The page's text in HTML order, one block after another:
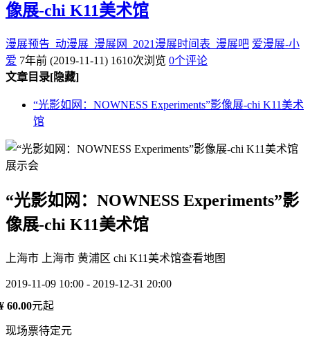
像展-chi K11美术馆
漫展预告_动漫展_漫展网_2021漫展时间表_漫展吧 爱漫展-小
爱 7年前 (2019-11-11) 1610次浏览 0个评论
文章目录[隐藏]
“光影如网：NOWNESS Experiments”影像展-chi K11美术
馆
展示会
“光影如网：NOWNESS Experiments”影
像展-chi K11美术馆
上海市 上海市 黄浦区 chi K11美术馆查看地图
2019-11-09 10:00 - 2019-12-31 20:00
60.00元起
现场票待定元